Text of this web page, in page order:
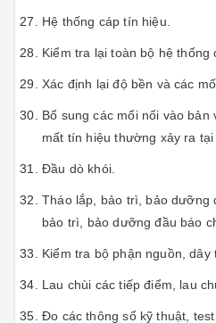
Hệ thống cáp tín hiệu.
Kiểm tra lại toàn bộ hệ thống
Xác định lại độ bền và các
Bổ sung các mối nối vào
mất tín hiệu thường xảy ra
Đầu dò khói.
Tháo lắp, bảo trì, bảo dưỡng
bảo trì, bảo dưỡng đầu báo
Kiểm tra bộ phận nguồn, dây
Lau chùi các tiếp điểm, lau
Đo các thông số kỹ thuật, test